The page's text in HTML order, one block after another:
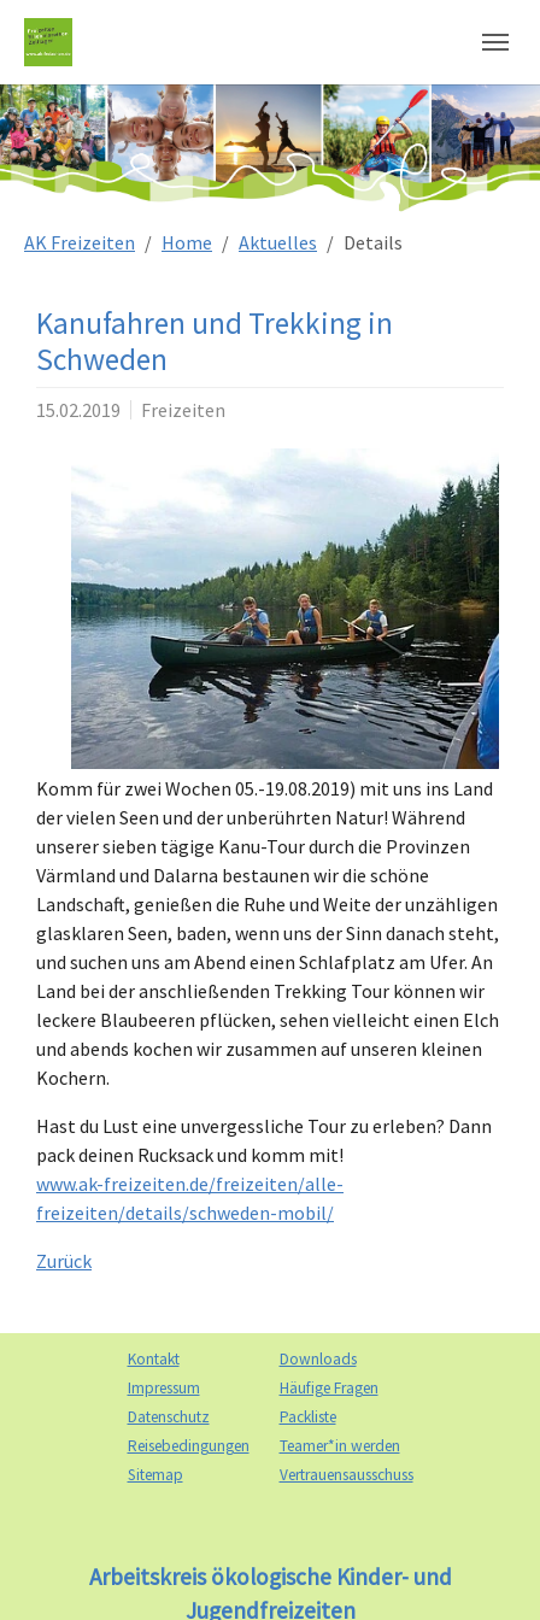
AK Freizeiten Home Aktuelles Details
Kanufahren und Trekking in
Schweden
15.02.2019 Freizeiten
Komm für zwei Wochen 05.-19.08.2019) mit uns ins Land
der vielen Seen und der unberührten Natur! Während
unserer sieben tägige Kanu-Tour durch die Provinzen
Värmland und Dalarna bestaunen wir die schöne
Landschaft, genießen die Ruhe und Weite der unzähligen
glasklaren Seen, baden, wenn uns der Sinn danach steht,
und suchen uns am Abend einen Schlafplatz am Ufer. An
Land bei der anschließenden Trekking Tour können wir
leckere Blaubeeren pflücken, sehen vielleicht einen Elch
und abends kochen wir zusammen auf unseren kleinen
Kochern.
Hast du Lust eine unvergessliche Tour zu erleben? Dann
pack deinen Rucksack und komm mit!
www.ak-freizeiten.de/freizeiten/alle-
freizeiten/details/schweden-mobil/
Zurück
Kontakt
Impressum
Datenschutz
Reisebedingungen
Sitemap
Downloads
Häufige Fragen
Packliste
Teamer*in werden
Vertrauensausschuss
Arbeitskreis ökologische Kinder- und
Jugendfreizeiten